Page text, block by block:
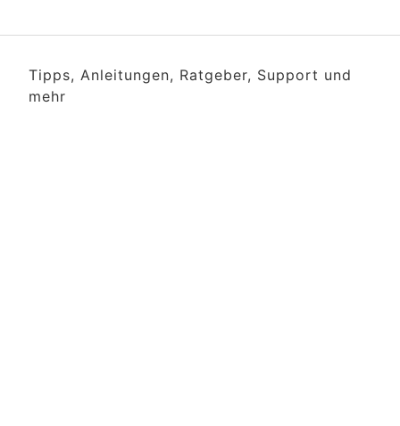
Tipps, Anleitungen, Ratgeber, Support und
mehr